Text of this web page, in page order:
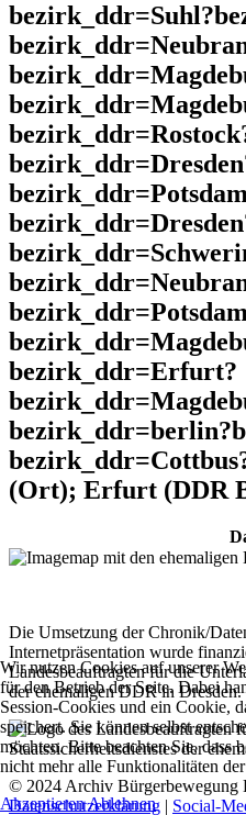
bezirk_ddr=Erfurt?
(Ort); Erfurt (DDR
Die Umsetzung der Chronik/
Internetpräsentation wurde
Landesbeauftragten für die
der ehemaligen DDR in Dresden.
© 2024 Archiv Bürgerbewegung
Datenschutzerklärung | Social-
Wir nutzen Cookies auf unserer
für den Betrieb der Seite. Dabei
Session-Cookies und ein Cookie,
speichert. Sie können selbst
möchten. Bitte beachten Sie, dass
nicht mehr alle Funktionalitäten
AkzeptierenAblehnen